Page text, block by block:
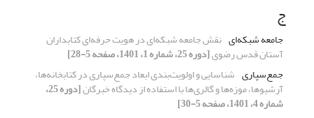
ج
جامعه شبکه‌ای نقش جامعه شبکه‌ای در هویت حرفه‌ای کتابداران
آستان قدس رضوی[دوره 25، شماره 1، 1401، صفحه 5-28]
جمع‌سپاری شناسایی و اولویت‌بندی ابعاد جمع‌سپاری در کتابخانه‌ها،
آرشیوها، موزه‌ها و گالری‌ها با استفاده از دیدگاه خبرگان [دوره 25،
شماره 4، 1401، صفحه 5-30]